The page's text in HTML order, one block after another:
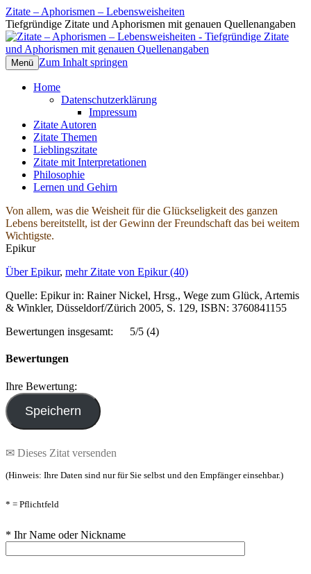
Zitate – Aphorismen – Lebensweisheiten
Tiefgründige Zitate und Aphorismen mit genauen Quellenangaben
Menü Zum Inhalt springen
Home
Datenschutzerklärung
Impressum
Zitate Autoren
Zitate Themen
Lieblingszitate
Zitate mit Interpretationen
Philosophie
Lernen und Gehirn
Von allem, was die Weisheit für die Glückseligkeit des ganzen
Lebens bereitstellt, ist der Gewinn der Freundschaft das bei weitem
Wichtigste.
Epikur
Über Epikur, mehr Zitate von Epikur (40)
Quelle: Epikur in: Rainer Nickel, Hrsg., Wege zum Glück, Artemis
& Winkler, Düsseldorf/Zürich 2005, S. 129, ISBN: 3760841155
Bewertungen insgesamt:
5/5 (4)
Bewertungen
Ihre Bewertung:
✉ Dieses Zitat versenden
(Hinweis: Ihre Daten sind nur für Sie selbst und den Empfänger einsehbar.)
* = Pflichtfeld
* Ihr Name oder Nickname